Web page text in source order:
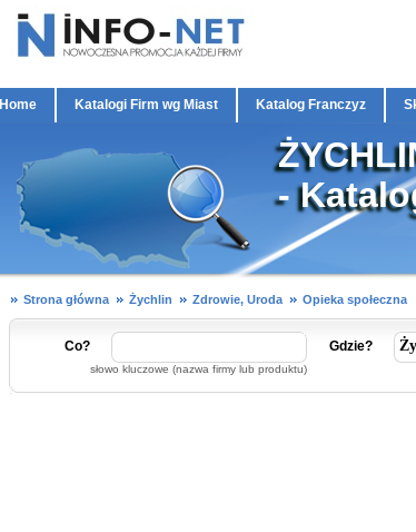
Home Katalogi Firm wg Miast Katalog Franczyz
-
Strona główna Żychlin Zdrowie, Uroda Opieka społeczna
Co?
słowo kluczowe (nazwa firmy lub produktu)
Gdzie?